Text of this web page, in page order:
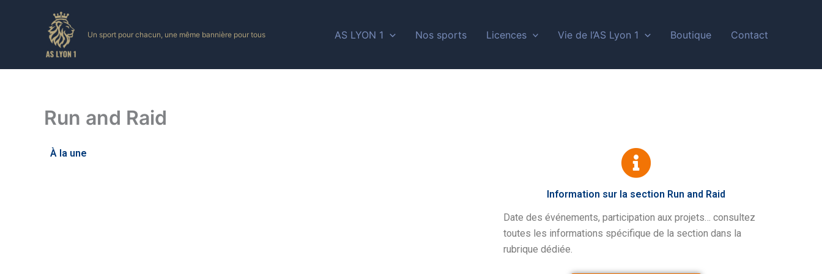
Un sport pour chacun, une même bannière pour tous AS LYON 1 Nos sports Licences Vie de l’AS Lyon 1 Boutique Contact
Run and Raid
À la une
Information sur la section Run and Raid
Date des événements, participation aux projets… consultez
toutes les informations spécifique de la section dans la
rubrique dédiée.